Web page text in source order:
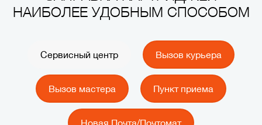
НАИБОЛЕЕ УДОБНЫМ СПОСОБОМ
Сервисный центр Вызов курьера
Вызов мастера Пункт приема
Новая Почта/Почтомат